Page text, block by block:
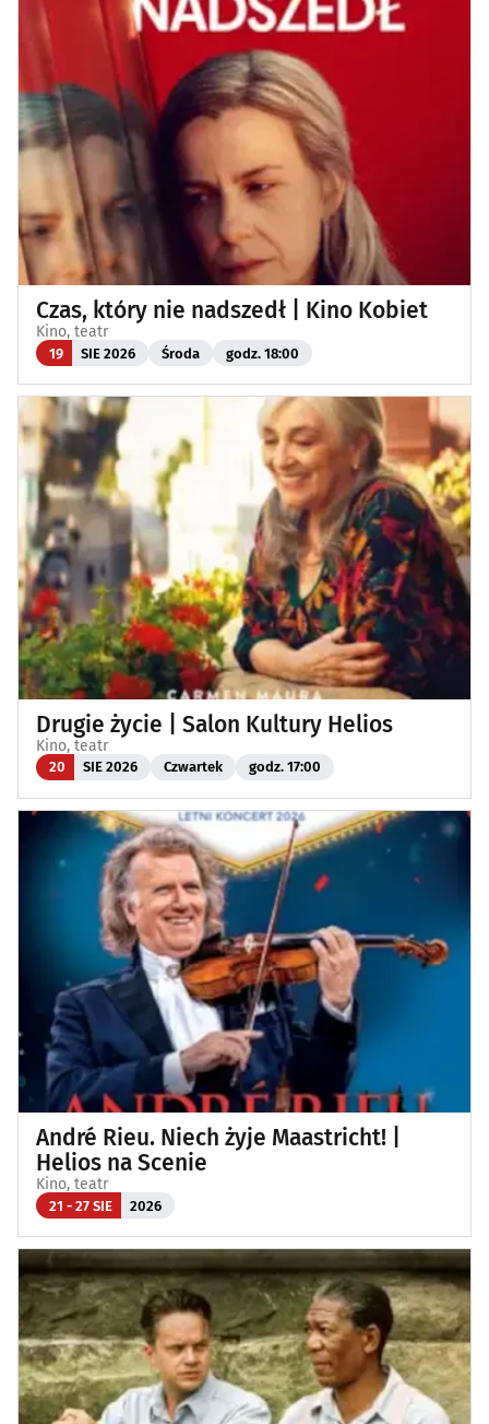
Czas, który nie nadszedł | Kino Kobiet
Kino, teatr
19 SIE 2026 Środa godz. 18:00
Drugie życie | Salon Kultury Helios
Kino, teatr
20 SIE 2026 Czwartek godz. 17:00
André Rieu. Niech żyje Maastricht! |
Helios na Scenie
Kino, teatr
21 - 27 SIE 2026